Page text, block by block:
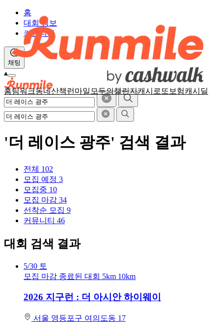
홈팀워크동네산책 런마일 모두의챌린지캐시로또 보험캐시딜
홈
대회 정보
커뮤니티
채팅
'더 레이스 광주' 검색 결과
전체 102
모집 예정 3
모집중 10
모집 마감 34
선착순 모집 9
커뮤니티 46
대회 검색 결과
5/30 토
모집 마감 종료된 대회 5km 10km
2026 지구런 : 더 아시안 하이웨이
서울 영등포구 여의도동 17